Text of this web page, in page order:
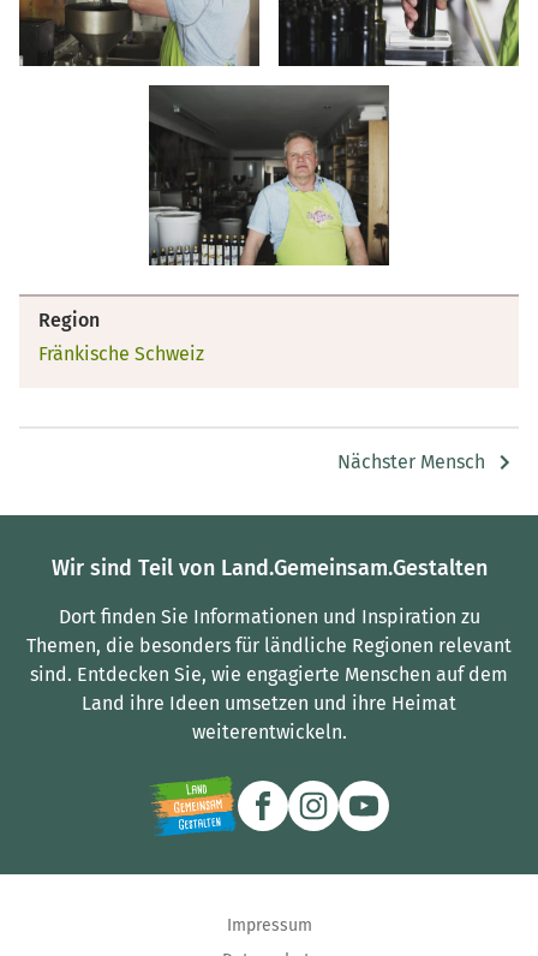
Region
Fränkische Schweiz
Nächster Mensch
Wir sind Teil von Land.Gemeinsam.Gestalten
Dort finden Sie Informationen und Inspiration zu
Themen, die besonders für ländliche Regionen relevant
sind. Entdecken Sie, wie engagierte Menschen auf dem
Land ihre Ideen umsetzen und ihre Heimat
weiterentwickeln.
Impressum